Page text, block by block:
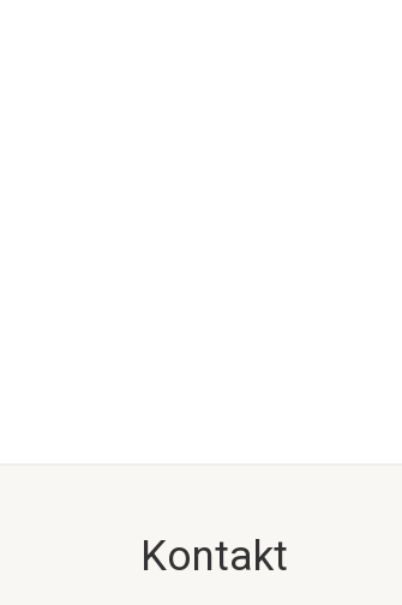
Kontakt